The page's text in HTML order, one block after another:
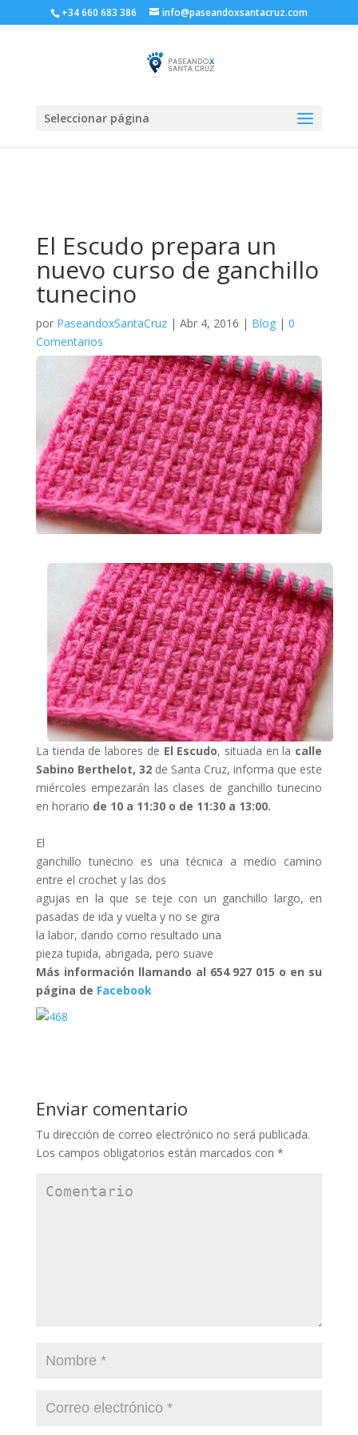
+34 660 683 386 info@paseandoxsantacruz.com
Seleccionar página
El Escudo prepara un
nuevo curso de ganchillo
tunecino
por PaseandoxSantaCruz| Abr 4, 2016 | Blog| 0
Comentarios
La tienda de labores de El Escudo, situada en la calle
Sabino Berthelot, 32de Santa Cruz, informa que este
miércoles empezarán las clases de ganchillo tunecino
en horario de 10 a 11:30 o de 11:30 a 13:00.
El
ganchillo tunecino es una técnica a medio camino
entre el crochet y las dos
agujas en la que se teje con un ganchillo largo, en
pasadas de ida y vuelta y no se gira
la labor, dando como resultado una
pieza tupida, abrigada, pero suave
Más información llamando al 654 927 015 o en su
página de Facebook
Enviar comentario
Tu dirección de correo electrónico no será publicada.
Los campos obligatorios están marcados con *